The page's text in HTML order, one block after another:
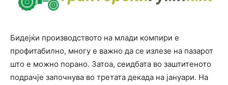
Бидејќи производството на млади компири е
профитабилно, многу е важно да се излезе на пазарот
што е можно порано. Затоа, сеидбата во заштитеното
подрачје започнува во третата декада на јануари. На